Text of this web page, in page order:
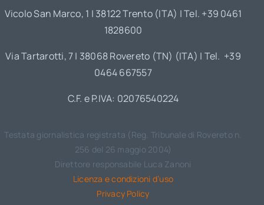
Vicolo San Marco, 1 | 38122 Trento (ITA) | Tel. +39 0461
1828600
Via Tartarotti, 7 | 38068 Rovereto (TN) (ITA) | Tel. +39
0464 667557
C.F. e P.IVA: 02076540224
Testata giornalistica registrata (Reg. Tribunale di Rovereto n.
256 del 26 maggio 2004)
Direttore responsabile Luca Zanoni
Licenza e condizioni d’uso
Privacy Policy